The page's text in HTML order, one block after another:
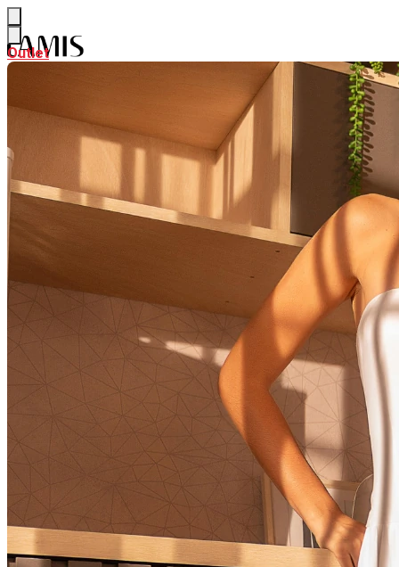
Outlet
Ver NEW
ALFAIATARIA
CURADORIA DE VERÃO
Ver PARTE DE CIMA
BODY & BLUSAS
CAMISAS & BATAS
CALÇAS & SHORTS
SAIAS
SAIAS CURTAS
SAIAS MIDI
SAIAS LONGAS
LOOK INTEIRO
Ver LOOK INTEIRO
CONJUNTOS
MACACÃO
VESTIDOS
VESTIDOS LONGOS
VESTIDOS MIDI & MÉDIOS
SOBREPOSIÇÃO
Ver SOBREPOSIÇÃO
BLAZER & SPENCER
CARDIGANS & SUÉTER